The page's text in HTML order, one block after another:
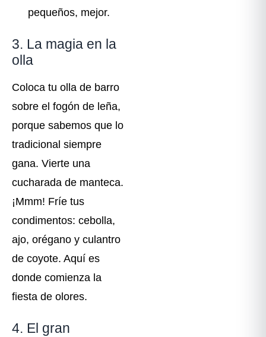
pequeños, mejor.
3. La magia en la
olla
Coloca tu olla de barro
sobre el fogón de leña,
porque sabemos que lo
tradicional siempre
gana. Vierte una
cucharada de manteca.
¡Mmm! Fríe tus
condimentos: cebolla,
ajo, orégano y culantro
de coyote. Aquí es
donde comienza la
fiesta de olores.
4. El gran